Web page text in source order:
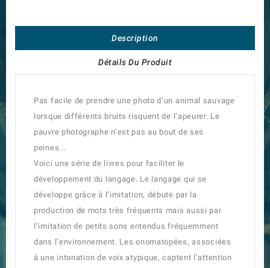
Description
Détails Du Produit
Pas facile de prendre une photo d’un animal sauvage
lorsque différents bruits risquent de l’apeurer. Le
pauvre photographe n’est pas au bout de ses
peines...
Voici une série de livres pour faciliter le
développement du langage. Le langage qui se
développe grâce à l’imitation, débute par la
production de mots très fréquents mais aussi par
l’imitation de petits sons entendus fréquemment
dans l’environnement. Les onomatopées, associées
à une intonation de voix atypique, captent l’attention